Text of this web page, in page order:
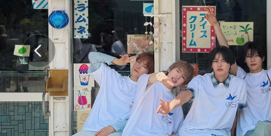
ARTICLES
LOGIN